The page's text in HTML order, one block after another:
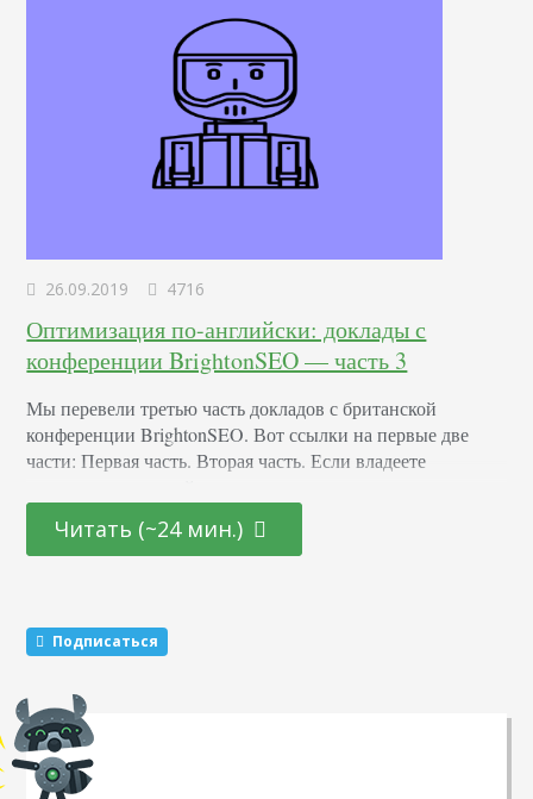
26.09.2019 4716
Оптимизация по-английски: доклады с
конференции BrightonSEO — часть 3
Мы перевели третью часть докладов с британской
конференции BrightonSEO. Вот ссылки на первые две
части: Первая часть. Вторая часть. Если владеете
Luci Wood — Подсказки оптимизаторам под Google
Discover Люси рассказала о последних событиях в Google
Читать (~24 мин.)
Подписаться